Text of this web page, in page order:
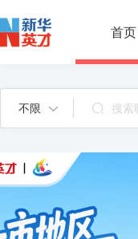
首页
不限